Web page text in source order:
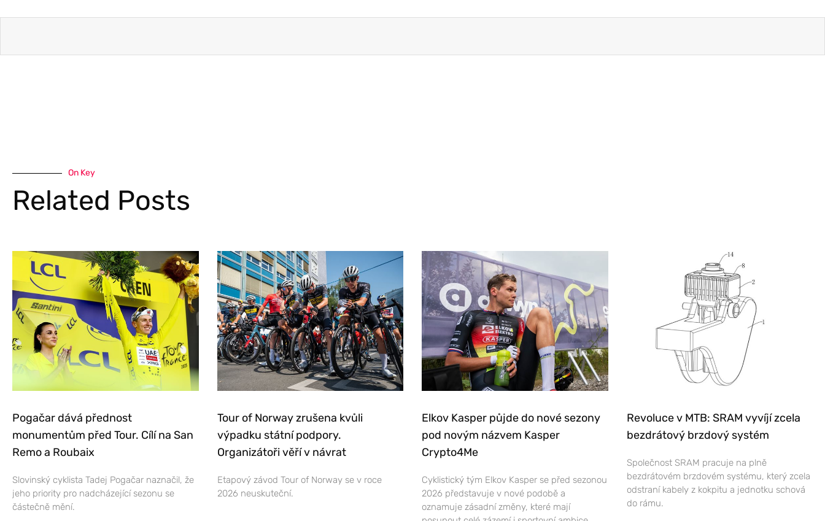
On Key
Related Posts
Pogačar dává přednost
monumentům před Tour. Cílí na San
Remo a Roubaix
Slovinský cyklista Tadej Pogačar naznačil, že
jeho priority pro nadcházející sezonu se
částečně mění.
Tour of Norway zrušena kvůli
výpadku státní podpory.
Organizátoři věří v návrat
Etapový závod Tour of Norway se v roce
2026 neuskuteční.
Elkov Kasper půjde do nové sezony
pod novým názvem Kasper
Crypto4Me
Cyklistický tým Elkov Kasper se před sezonou
2026 představuje v nové podobě a
oznamuje zásadní změny, které mají
Revoluce v MTB: SRAM vyvíjí zcela
bezdrátový brzdový systém
Společnost SRAM pracuje na plně
bezdrátovém brzdovém systému, který zcela
odstraní kabely z kokpitu a jednotku schová
do rámu.